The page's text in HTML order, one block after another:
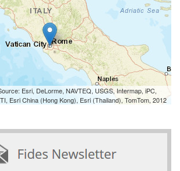
Esri, DeLorme, NAVTEQ, USGS, Intermap, iPC,
Esri China (Hong Kong), Esri (Thailand), TomTom, 2012